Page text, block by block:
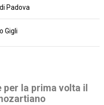
Padova
Gigli
la prima volta il